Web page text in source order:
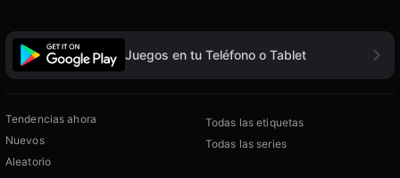
Juegos en tu Teléfono o Tablet
Tendencias ahora
Nuevos
Aleatorio
Todas las etiquetas
Todas las series